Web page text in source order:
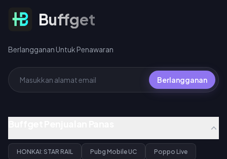
Berlangganan Untuk Penawaran
Buffget
Berlangganan Untuk Penawaran
Berlangganan
HONKAI: STAR RAIL Pubg Mobile UC Poppo Live